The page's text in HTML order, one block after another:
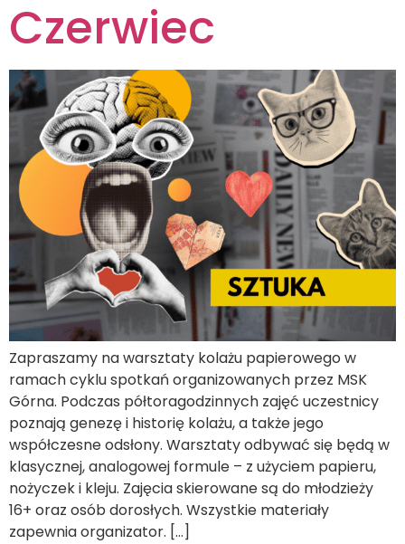
Czerwiec
Zapraszamy na warsztaty kolażu papierowego w
ramach cyklu spotkań organizowanych przez MSK
Górna. Podczas półtoragodzinnych zajęć uczestnicy
poznają genezę i historię kolażu, a także jego
współczesne odsłony. Warsztaty odbywać się będą w
klasycznej, analogowej formule – z użyciem papieru,
nożyczek i kleju. Zajęcia skierowane są do młodzieży
16+ oraz osób dorosłych. Wszystkie materiały
zapewnia organizator. […]